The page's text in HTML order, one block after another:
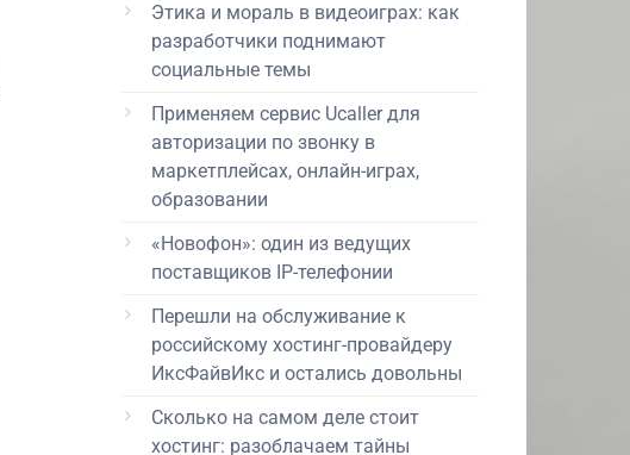
Этика и мораль в видеоиграх: как
разработчики поднимают
социальные темы
Применяем сервис Ucaller для
авторизации по звонку в
маркетплейсах, онлайн-играх,
образовании
«Новофон»: один из ведущих
поставщиков IP-телефонии
Перешли на обслуживание к
российскому хостинг-провайдеру
ИксФайвИкс и остались довольны
Сколько на самом деле стоит
хостинг: разоблачаем тайны